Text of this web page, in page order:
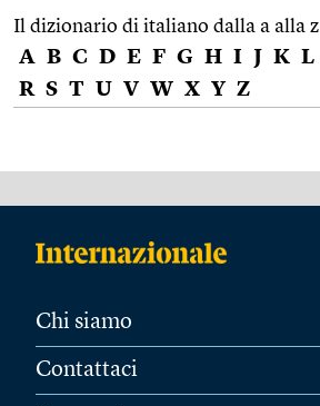
Il dizionario di italiano dalla a alla z
A B C D E F G H I J K L
R S T U V W X Y Z
Chi siamo
Contattaci